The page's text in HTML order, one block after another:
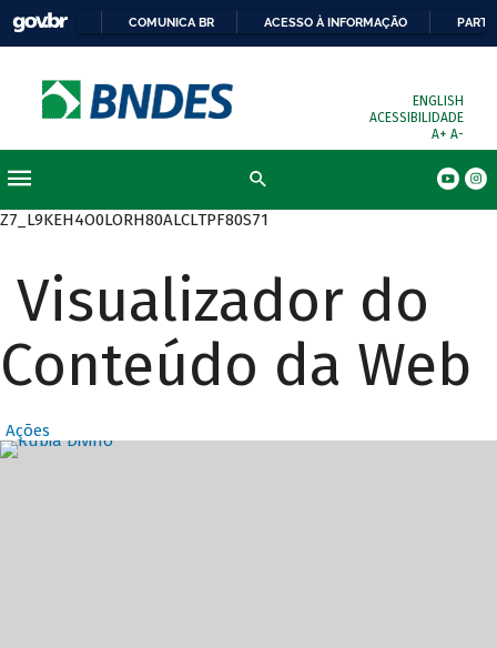
COMUNICA BR ACESSO À INFORMAÇÃO
ENGLISH
ACESSIBILIDADE
A+ A-
Z7_L9KEH4O0LORH80ALCLTPF80S71
Visualizador do
Conteúdo da Web
Ações
Destaques